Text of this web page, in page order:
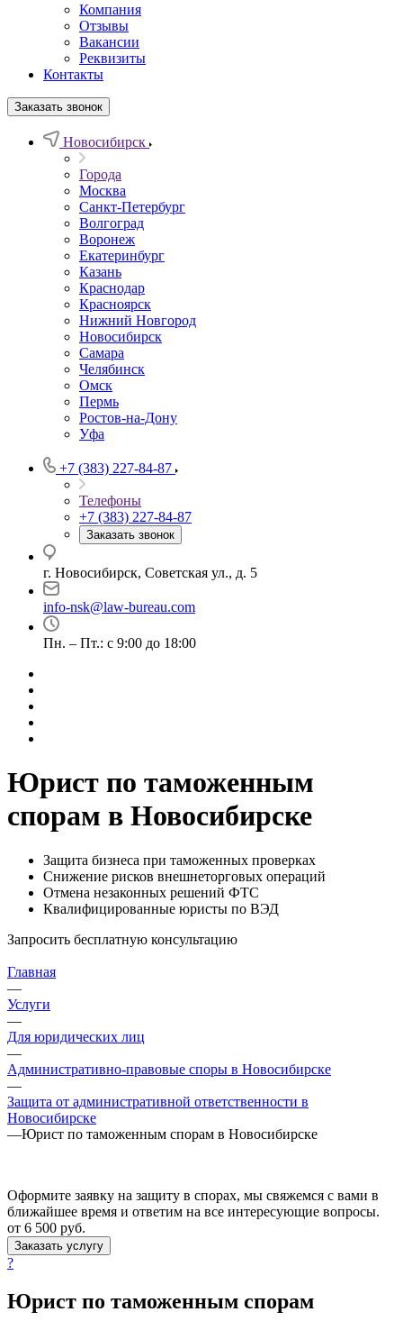
Компания
Отзывы
Вакансии
Реквизиты
Контакты
Заказать звонок
Новосибирск
Города
Москва
Санкт-Петербург
Волгоград
Воронеж
Екатеринбург
Казань
Краснодар
Красноярск
Нижний Новгород
Новосибирск
Самара
Челябинск
Омск
Пермь
Ростов-на-Дону
Уфа
+7 (383) 227-84-87
Телефоны
+7 (383) 227-84-87
Заказать звонок
г. Новосибирск, Советская ул., д. 5
info-nsk@law-bureau.com
Пн. – Пт.: с 9:00 до 18:00
Юрист по таможенным
спорам в Новосибирске
Защита бизнеса при таможенных проверках
Снижение рисков внешнеторговых операций
Отмена незаконных решений ФТС
Квалифицированные юристы по ВЭД
Запросить бесплатную консультацию
Главная
—
Услуги
—
Для юридических лиц
—
Административно-правовые споры в Новосибирске
—
Защита от административной ответственности в
Новосибирске
—Юрист по таможенным спорам в Новосибирске
Оформите заявку на защиту в спорах, мы свяжемся с вами в
ближайшее время и ответим на все интересующие вопросы.
от 6 500 руб.
Заказать услугу
?
Юрист по таможенным спорам